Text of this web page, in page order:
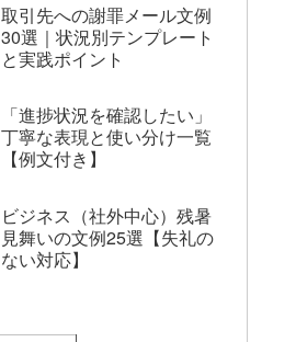
取引先への謝罪メール文例
30選｜状況別テンプレート
と実践ポイント
「進捗状況を確認したい」
丁寧な表現と使い分け一覧
【例文付き】
ビジネス（社外中心）残暑
見舞いの文例25選【失礼の
ない対応】